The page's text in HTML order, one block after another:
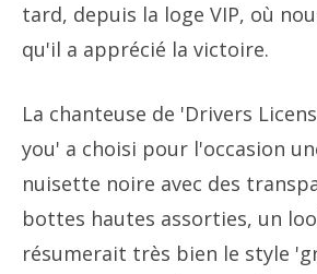
tard, depuis la loge VIP, où
qu'il a apprécié la victoire.
La chanteuse de 'Drivers
you' a choisi pour l'occasion
nuisette noire avec des
bottes hautes assorties, un
résumerait très bien le style